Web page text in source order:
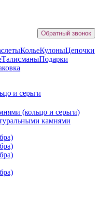
Обратный звонок
КольеКулоныЦепочки
ТалисманыПодарки
и серьги
(кольцо и серьги)
камнями